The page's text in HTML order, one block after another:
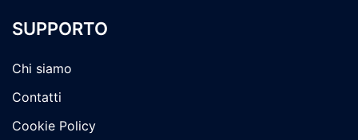
SUPPORTO
Chi siamo
Contatti
Cookie Policy